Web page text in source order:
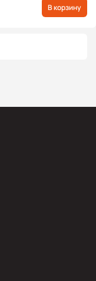
В корзину